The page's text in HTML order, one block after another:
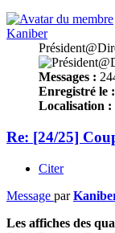
Kaniber
Messages :
Enregistré le :
Localisation :
Re: [24/25]
Citer
Message par
Les affiches des